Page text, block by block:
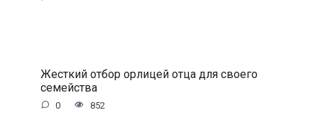
Жесткий отбор орлицей отца для своего
семейства
0 852